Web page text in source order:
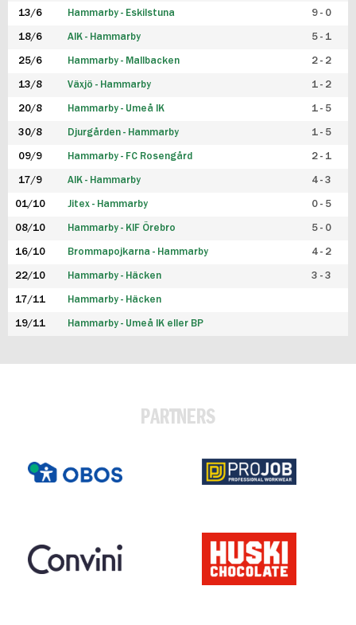
13/6 Hammarby - Eskilstuna 9 - 0
18/6 AIK - Hammarby 5 - 1
25/6 Hammarby - Mallbacken 2 - 2
13/8 Växjö - Hammarby 1 - 2
20/8 Hammarby - Umeå IK 1 - 5
30/8 Djurgården - Hammarby 1 - 5
09/9 Hammarby - FC Rosengård 2 - 1
17/9 AIK - Hammarby 4 - 3
01/10 Jitex - Hammarby 0 - 5
08/10 Hammarby - KIF Örebro 5 - 0
16/10 Brommapojkarna - Hammarby 4 - 2
22/10 Hammarby - Häcken 3 - 3
17/11 Hammarby - Häcken
19/11 Hammarby - Umeå IK eller BP
PARTNERS